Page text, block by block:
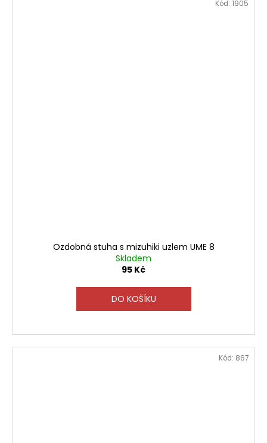
Ozdobná stuha s mizuhiki uzlem UME 8
Skladem
95 Kč
DO KOŠÍKU
Kód: 1905
Kód: 867